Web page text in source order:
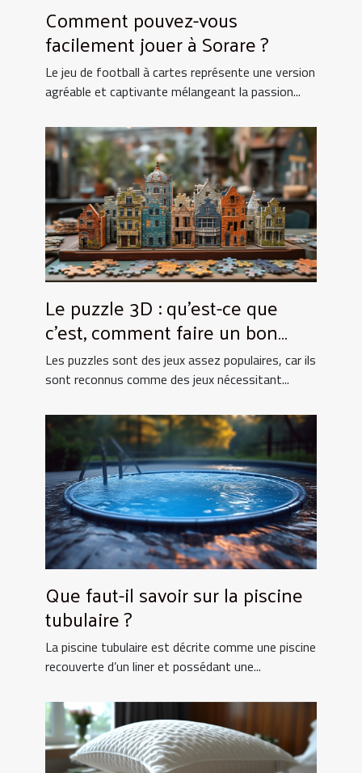
Comment pouvez-vous
facilement jouer à Sorare ?
Le jeu de football à cartes représente une version
agréable et captivante mélangeant la passion...
Le puzzle 3D : qu’est-ce que
c’est, comment faire un bon
choix ?
Les puzzles sont des jeux assez populaires, car ils
sont reconnus comme des jeux nécessitant...
Que faut-il savoir sur la piscine
tubulaire ?
La piscine tubulaire est décrite comme une piscine
recouverte d’un liner et possédant une...